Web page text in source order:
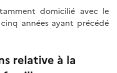
domicilié avec le
années ayant précédé
relative à la